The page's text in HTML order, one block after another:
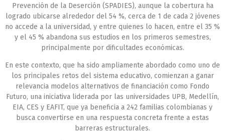
Prevención de la Deserción (SPADIES), aunque la cobertura ha
logrado ubicarse alrededor del 54 %, cerca de 1 de cada 2 jóvenes
no accede a la universidad, y entre quienes lo hacen, entre el 35 %
y el 45 % abandona sus estudios en los primeros semestres,
principalmente por dificultades económicas.
En este contexto, que ha sido ampliamente abordado como uno de
los principales retos del sistema educativo, comienzan a ganar
relevancia modelos alternativos de financiación como Fondo
Futuro, una iniciativa liderada por las universidades UPB, Medellín,
EIA, CES y EAFIT, que ya beneficia a 242 familias colombianas y
busca convertirse en una respuesta concreta frente a estas
barreras estructurales.